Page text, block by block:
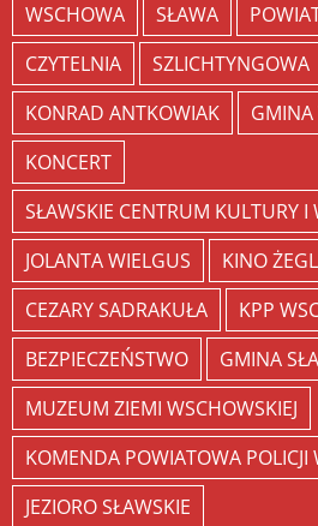
WSCHOWA SŁAWA
CZYTELNIA
SZLICHTYNGOWA
KONRAD ANTKOWIAK
GMINA
KONCERT
SŁAWSKIE CENTRUM KULTURY I
JOLANTA WIELGUS
KINO
CEZARY SADRAKUŁA
KPP
BEZPIECZEŃSTWO
GMINA
MUZEUM ZIEMI WSCHOWSKIEJ
KOMENDA POWIATOWA POLICJI
JEZIORO SŁAWSKIE